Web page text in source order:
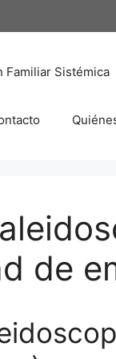
Familiar Sistémica
de